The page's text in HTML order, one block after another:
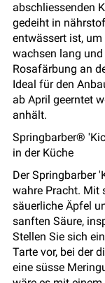
abschliessenden
gedeiht in
entwässert ist,
wachsen lang
Rosafärbung an
Ideal für den
ab April geerntet
anhält.
Springbarber®
in der Küche
Der Springbarber
wahre Pracht. Mit
säuerliche Äpfel
sanften Säure,
Stellen Sie sich
Tarte vor, bei der
eine süsse